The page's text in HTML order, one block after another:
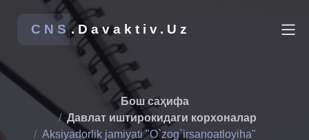
CNS .Davaktiv.Uz
Бош саҳифа
Давлат иштирокидаги корхоналар
Aksiyadorlik jamiyati "O`zog`irsanoatloyiha"